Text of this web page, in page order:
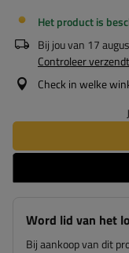
Het product is
Bij jou van 17
Controleer
Check in welke
Word lid van het
Bij aankoop van dit